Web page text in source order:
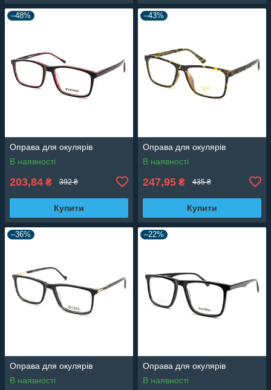
–48%
Оправа для окулярів
В наявності
203,84 ₴ 392 ₴
Купити
–43%
Оправа для окулярів
В наявності
247,95 ₴ 435 ₴
Купити
–36%
Оправа для окулярів
В наявності
–22%
Оправа для окулярів
В наявності